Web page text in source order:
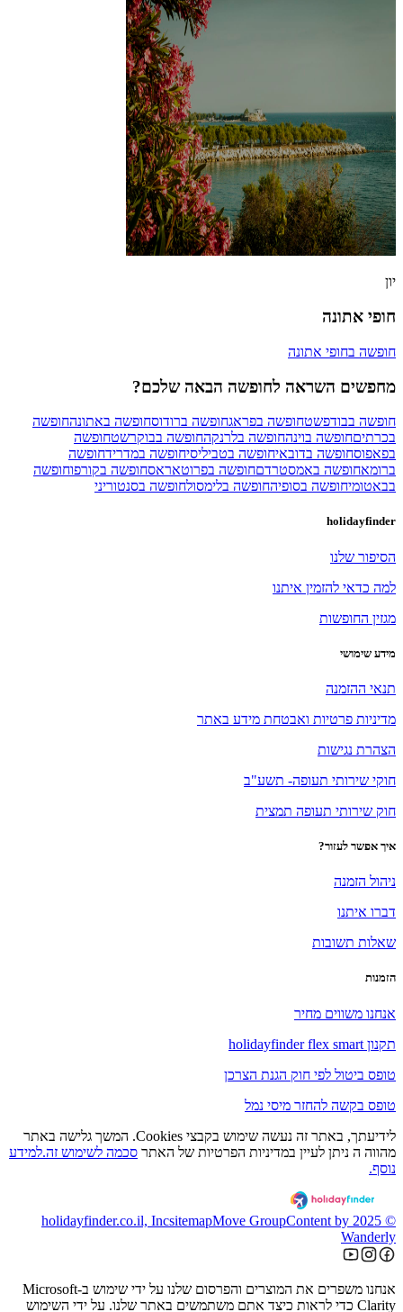
יון
חופי אתונה
חופשה בחופי אתונה
מחפשים השראה לחופשה הבאה שלכם?
חופשה בבודפשטחופשה בפראגחופשה ברודוסחופשה באתונהחופשה
בכרתיםחופשה בוינהחופשה בלרנקהחופשה בבוקרשטחופשה
בפאפוסחופשה בדובאיחופשה בטביליסיחופשה במדרידחופשה
ברומאחופשה באמסטרדםחופשה בפרוטאראסחופשה בקורפוחופשה
בבאטומיחופשה בסופיהחופשה בלימסולחופשה בסנטוריני
holidayfinder
הסיפור שלנו
למה כדאי להזמין איתנו
מגזין החופשות
מידע שימושי
תנאי ההזמנה
מדיניות פרטיות ואבטחת מידע באתר
הצהרת נגישות
חוקי שירותי תעופה- תשע"ב
חוק שירותי תעופה תמצית
איך אפשר לעזור?
ניהול הזמנה
דברו איתנו
שאלות תשובות
הזמנות
אנחנו משווים מחיר
תקנון holidayfinder flex smart
טופס ביטול לפי חוק הגנת הצרכן
טופס בקשה להחזר מיסי נמל
לידיעתך, באתר זה נעשה שימוש בקבצי Cookies. המשך גלישה באתר
מהווה ה ניתן לעיין במדיניות הפרטיות של האתר סכמה לשימוש זה.למידע
נוסף.
© 2025 holidayfinder.co.il, Inc
sitemapMove GroupContent by
Wanderly
אנחנו משפרים את המוצרים והפרסום שלנו על ידי שימוש ב-Microsoft
Clarity כדי לראות כיצד אתם משתמשים באתר שלנו. על ידי השימוש